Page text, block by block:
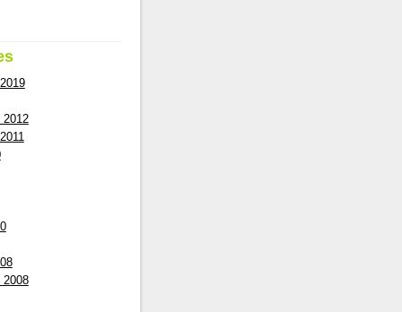
2012
2008